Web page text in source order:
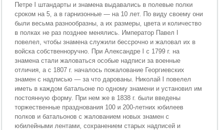
Петре I штандарты и знамена выдавались в полевые полки
сроком на 5, а в гарнизонные — на 10 лет. По виду своему они
были весьма разнообразны, а их размеры, цвета и количество
в полках не раз позднее менялись. Император Павел I
повелел, чтобы знамена служили бессрочно и жаловал их в
войска собственноручно. При Александре I с 1799 г. на
знамена стали жаловаться особые надписи за военные
отличия, а с 1807 г. началось пожалование Георгиевских
знамен с надписью — за что дарованы. Николай I повелел
иметь в каждом батальоне по одному знамени и установил им
постоянную форму. При нем же в 1838 г. были введены
торжественные празднования 100 и 200-летних юбилеев
полков и батальонов с жалованием новых знамен с
юбилейными лентами, сохранением старых надписей и